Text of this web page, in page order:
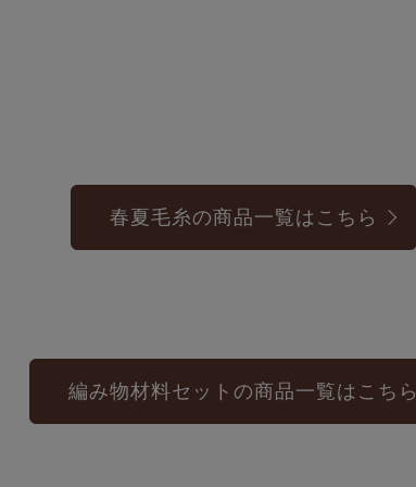
春夏毛糸の商品一覧はこちら
編み物材料セットの商品一覧はこちら